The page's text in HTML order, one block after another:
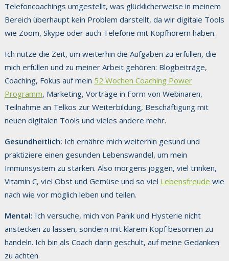
Telefoncoachings umgestellt, was glücklicherweise in meinem
Bereich überhaupt kein Problem darstellt, da wir digitale Tools
wie Zoom, Skype oder auch Telefone mit Kopfhörern haben.
Ich nutze die Zeit, um weiterhin die Aufgaben zu erfüllen, die
mich erfüllen und zu meiner Arbeit gehören: Blogbeiträge,
Coaching, Fokus auf mein 52 Wochen Coaching Power
Programm, Marketing, Vorträge in Form von Webinaren,
Teilnahme an Telkos zur Weiterbildung, Beschäftigung mit
neuen digitalen Tools und vieles andere mehr.
Gesundheitlich: Ich ernähre mich weiterhin gesund und
praktiziere einen gesunden Lebenswandel, um mein
Immunsystem zu stärken. Also morgens joggen, viel trinken,
Vitamin C, viel Obst und Gemüse und so viel Lebensfreude wie
nach wie vor möglich leben und teilen.
Mental: Ich versuche, mich von Panik und Hysterie nicht
anstecken zu lassen, sondern mit klarem Kopf besonnen zu
handeln. Ich bin als Coach darin geschult, auf meine Gedanken
zu achten.